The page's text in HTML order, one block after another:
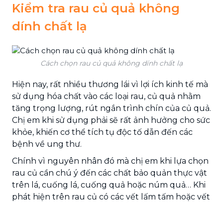
Kiểm tra rau củ quả không
dính chất lạ
Cách chọn rau củ quả không dính chất lạ
Hiện nay, rất nhiều thương lái vì lợi ích kinh tế mà
sử dụng hóa chất vào các loại rau, củ quả nhằm
tăng trọng lượng, rút ngắn trình chín của củ quả.
Chị em khi sử dụng phải sẽ rất ảnh hưởng cho sức
khỏe, khiến cơ thể tích tụ độc tố dẫn đến các
bệnh về ung thư.
Chính vì nguyên nhân đó mà chị em khi lựa chọn
rau củ cần chú ý đến các chất bảo quản thực vật
trên lá, cuống lá, cuống quả hoặc núm quả… Khi
phát hiện trên rau củ có các vết lấm tấm hoặc vết